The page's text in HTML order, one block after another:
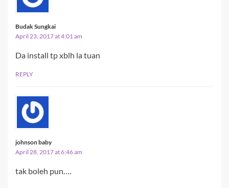
Budak Sungkai
April 23, 2017 at 4:01 am
Da install tp xblh la tuan
REPLY
johnson baby
April 28, 2017 at 6:46 am
tak boleh pun….